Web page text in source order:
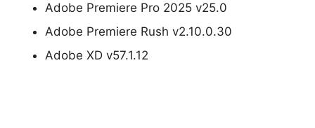
Adobe Premiere Pro 2025 v25.0
Adobe Premiere Rush v2.10.0.30
Adobe XD v57.1.12